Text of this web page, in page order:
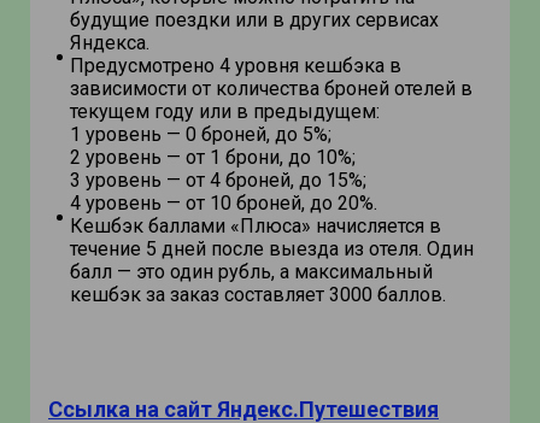
будущие поездки или в других сервисах
Яндекса.
Предусмотрено 4 уровня кешбэка в
зависимости от количества броней отелей в
текущем году или в предыдущем:
1 уровень — 0 броней, до 5%;
2 уровень — от 1 брони, до 10%;
3 уровень — от 4 броней, до 15%;
4 уровень — от 10 броней, до 20%.
Кешбэк баллами «Плюса» начисляется в
течение 5 дней после выезда из отеля. Один
балл — это один рубль, а максимальный
кешбэк за заказ составляет 3000 баллов.
Ссылка на сайт Яндекс.Путешествия